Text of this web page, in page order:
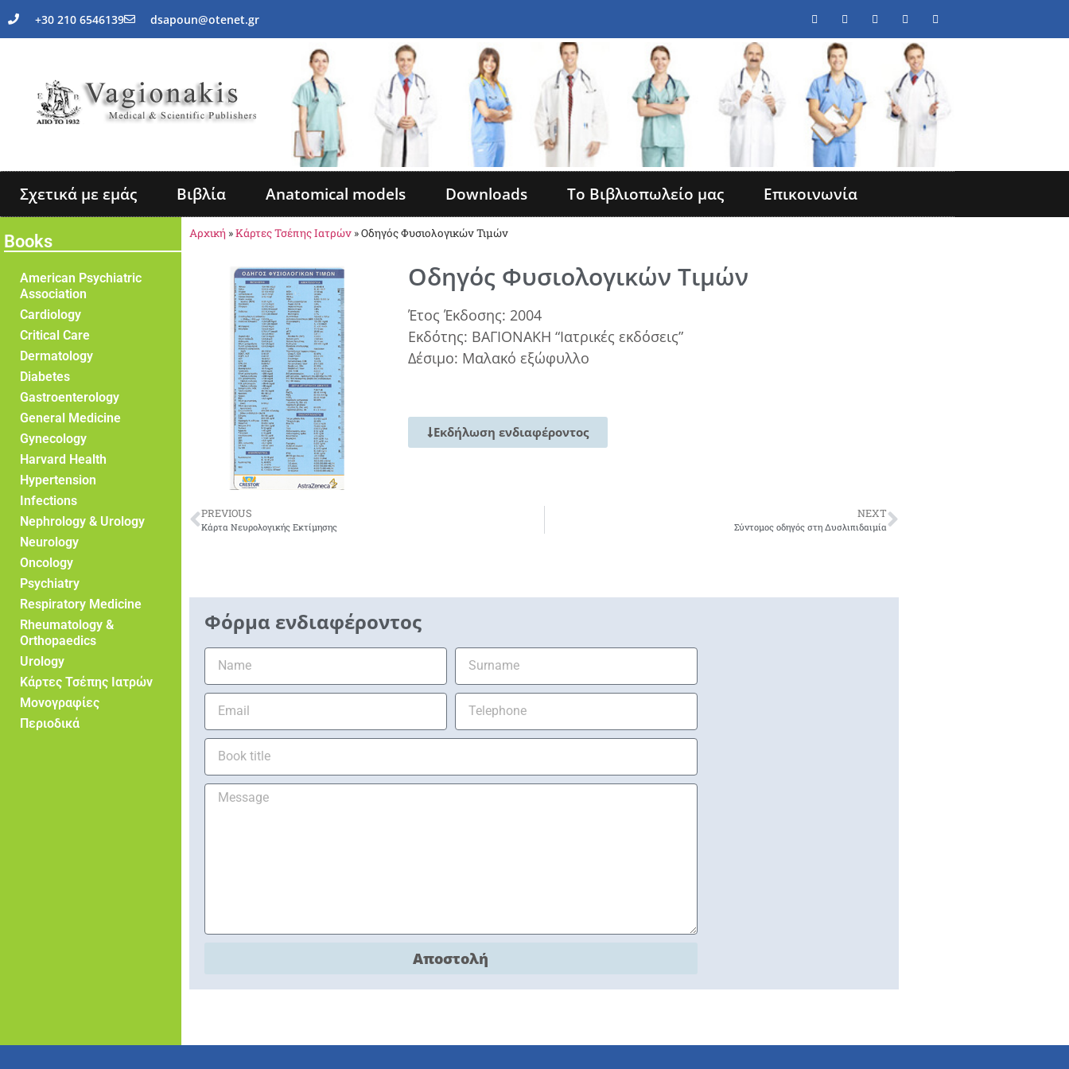
+30 210 6546139 dsapoun@otenet.gr
Σχετικά με εμάς Βιβλία Anatomical models Downloads Το Βιβλιοπωλείο μας Επικοινωνία
Books
American Psychiatric
Association
Cardiology
Critical Care
Dermatology
Diabetes
Gastroenterology
General Medicine
Gynecology
Harvard Health
Hypertension
Infections
Nephrology & Urology
Neurology
Oncology
Psychiatry
Respiratory Medicine
Rheumatology &
Orthopaedics
Urology
Κάρτες Τσέπης Ιατρών
Μονογραφίες
Περιοδικά
Αρχική »Κάρτες Τσέπης Ιατρών »Οδηγός Φυσιολογικών Τιμών
Οδηγός Φυσιολογικών Τιμών
Έτος Έκδοσης: 2004
Εκδότης: ΒΑΓΙΟΝΑΚΗ “Ιατρικές εκδόσεις”
Δέσιμο: Μαλακό εξώφυλλο
Εκδήλωση ενδιαφέροντος
PREVIOUS
Κάρτα Νευρολογικής Εκτίμησης
NEXT
Σύντομος οδηγός στη Δυσλιπιδαιμία
Φόρμα ενδιαφέροντος
Αποστολή